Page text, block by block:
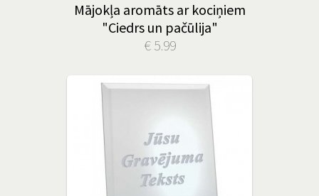
Mājokļa aromāts ar kociņiem
"Ciedrs un pačūlija"
€ 5.99